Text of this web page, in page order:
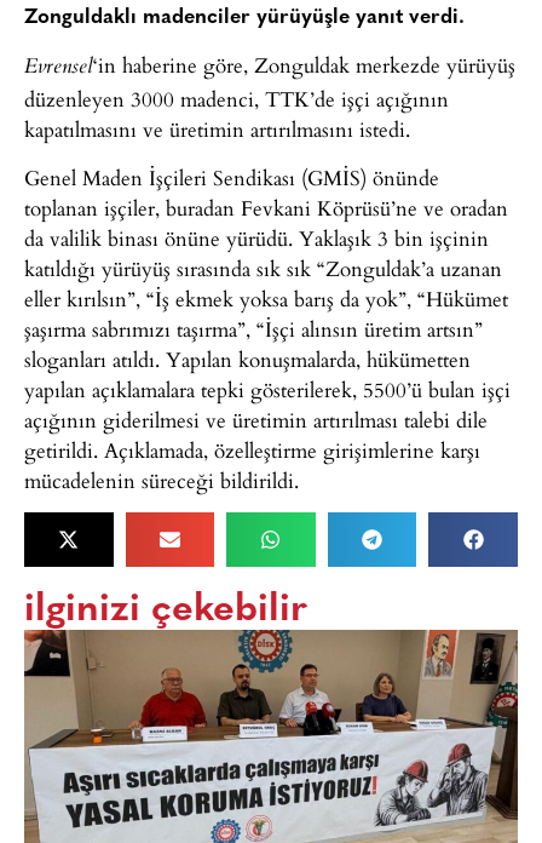
Zonguldaklı madenciler yürüyüşle yanıt verdi.
Evrensel‘in haberine göre, Zonguldak merkezde yürüyüş
düzenleyen 3000 madenci, TTK’de işçi açığının
kapatılmasını ve üretimin artırılmasını istedi.
Genel Maden İşçileri Sendikası (GMİS) önünde
toplanan işçiler, buradan Fevkani Köprüsü’ne ve oradan
da valilik binası önüne yürüdü. Yaklaşık 3 bin işçinin
katıldığı yürüyüş sırasında sık sık “Zonguldak’a uzanan
eller kırılsın”, “İş ekmek yoksa barış da yok”, “Hükümet
şaşırma sabrımızı taşırma”, “İşçi alınsın üretim artsın”
sloganları atıldı. Yapılan konuşmalarda, hükümetten
yapılan açıklamalara tepki gösterilerek, 5500’ü bulan işçi
açığının giderilmesi ve üretimin artırılması talebi dile
getirildi. Açıklamada, özelleştirme girişimlerine karşı
mücadelenin süreceği bildirildi.
ilginizi çekebilir